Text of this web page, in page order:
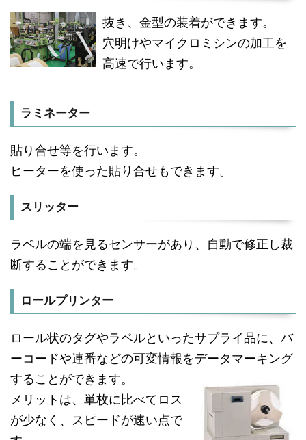
抜き、金型の装着ができます。
穴明けやマイクロミシンの加工を
高速で行います。
ラミネーター
貼り合せ等を行います。
ヒーターを使った貼り合せもできます。
スリッター
ラベルの端を見るセンサーがあり、自動で修正し裁
断することができます。
ロールプリンター
ロール状のタグやラベルといったサプライ品に、バ
ーコードや連番などの可変情報をデータマーキング
することができます。
メリットは、単枚に比べてロス
が少なく、スピードが速い点で